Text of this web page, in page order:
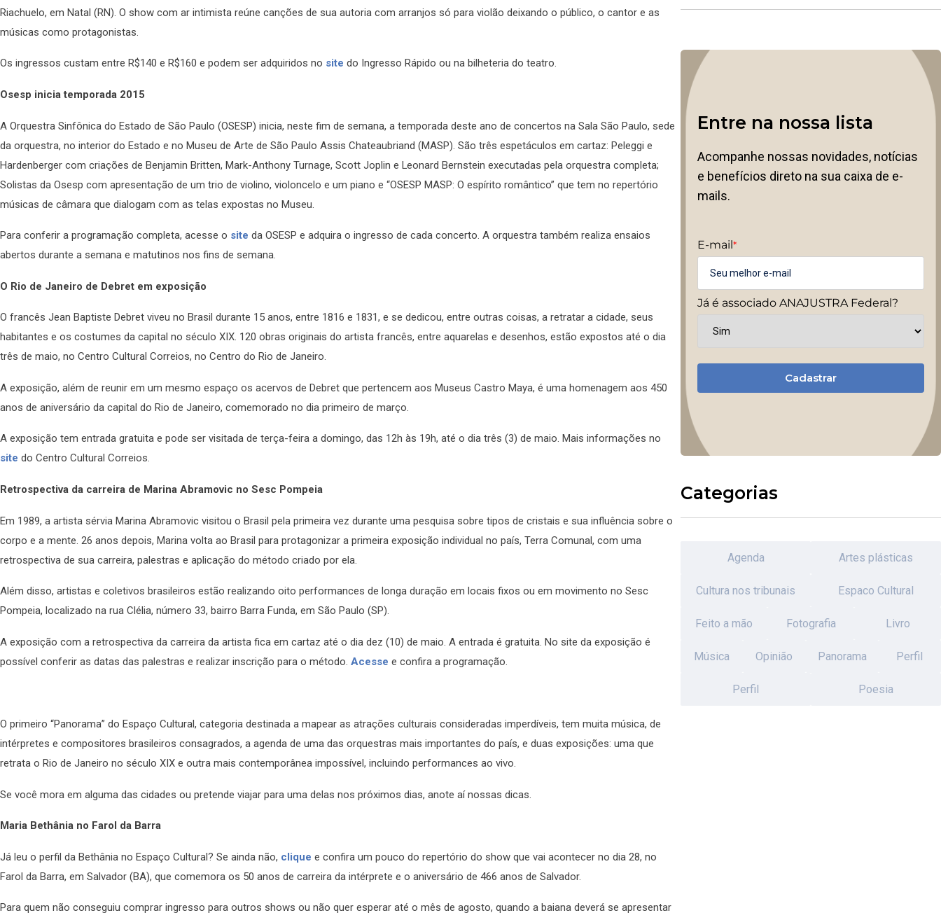
Riachuelo, em Natal (RN). O show com ar intimista reúne canções de sua autoria com arranjos só para violão deixando o público, o cantor e as
músicas como protagonistas.
Os ingressos custam entre R$140 e R$160 e podem ser adquiridos no site do Ingresso Rápido ou na bilheteria do teatro.
Osesp inicia temporada 2015
A Orquestra Sinfônica do Estado de São Paulo (OSESP) inicia, neste fim de semana, a temporada deste ano de concertos na Sala São Paulo, sede
da orquestra, no interior do Estado e no Museu de Arte de São Paulo Assis Chateaubriand (MASP). São três espetáculos em cartaz: Peleggi e
Hardenberger com criações de Benjamin Britten, Mark-Anthony Turnage, Scott Joplin e Leonard Bernstein executadas pela orquestra completa;
Solistas da Osesp com apresentação de um trio de violino, violoncelo e um piano e “OSESP MASP: O espírito romântico” que tem no repertório
músicas de câmara que dialogam com as telas expostas no Museu.
Para conferir a programação completa, acesse o site da OSESP e adquira o ingresso de cada concerto. A orquestra também realiza ensaios
abertos durante a semana e matutinos nos fins de semana.
O Rio de Janeiro de Debret em exposição
O francês Jean Baptiste Debret viveu no Brasil durante 15 anos, entre 1816 e 1831, e se dedicou, entre outras coisas, a retratar a cidade, seus
habitantes e os costumes da capital no século XIX. 120 obras originais do artista francês, entre aquarelas e desenhos, estão expostos até o dia
três de maio, no Centro Cultural Correios, no Centro do Rio de Janeiro.
A exposição, além de reunir em um mesmo espaço os acervos de Debret que pertencem aos Museus Castro Maya, é uma homenagem aos 450
anos de aniversário da capital do Rio de Janeiro, comemorado no dia primeiro de março.
A exposição tem entrada gratuita e pode ser visitada de terça-feira a domingo, das 12h às 19h, até o dia três (3) de maio. Mais informações no
site do Centro Cultural Correios.
Retrospectiva da carreira de Marina Abramovic no Sesc Pompeia
Em 1989, a artista sérvia Marina Abramovic visitou o Brasil pela primeira vez durante uma pesquisa sobre tipos de cristais e sua influência sobre o
corpo e a mente. 26 anos depois, Marina volta ao Brasil para protagonizar a primeira exposição individual no país, Terra Comunal, com uma
retrospectiva de sua carreira, palestras e aplicação do método criado por ela.
Além disso, artistas e coletivos brasileiros estão realizando oito performances de longa duração em locais fixos ou em movimento no Sesc
Pompeia, localizado na rua Clélia, número 33, bairro Barra Funda, em São Paulo (SP).
A exposição com a retrospectiva da carreira da artista fica em cartaz até o dia dez (10) de maio. A entrada é gratuita. No site da exposição é
possível conferir as datas das palestras e realizar inscrição para o método. Acesse e confira a programação.
O primeiro “Panorama” do Espaço Cultural, categoria destinada a mapear as atrações culturais consideradas imperdíveis, tem muita música, de
intérpretes e compositores brasileiros consagrados, a agenda de uma das orquestras mais importantes do país, e duas exposições: uma que
retrata o Rio de Janeiro no século XIX e outra mais contemporânea impossível, incluindo performances ao vivo.
Se você mora em alguma das cidades ou pretende viajar para uma delas nos próximos dias, anote aí nossas dicas.
Maria Bethânia no Farol da Barra
Já leu o perfil da Bethânia no Espaço Cultural? Se ainda não, clique e confira um pouco do repertório do show que vai acontecer no dia 28, no
Farol da Barra, em Salvador (BA), que comemora os 50 anos de carreira da intérprete e o aniversário de 466 anos de Salvador.
Para quem não conseguiu comprar ingresso para outros shows ou não quer esperar até o mês de agosto, quando a baiana deverá se apresentar
Entre na nossa lista
Acompanhe nossas novidades, notícias
e benefícios direto na sua caixa de e-
mails.
E-mail*
Já é associado ANAJUSTRA Federal?
Cadastrar
Categorias
Agenda Artes plásticas
Cultura nos tribunais Espaco Cultural
Feito a mão Fotografia Livro
Música Opinião Panorama Perfil
Perfil Poesia